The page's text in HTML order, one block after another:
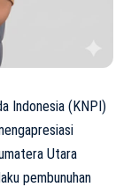
Indonesia (KNPI)
Utara
pembunuhan